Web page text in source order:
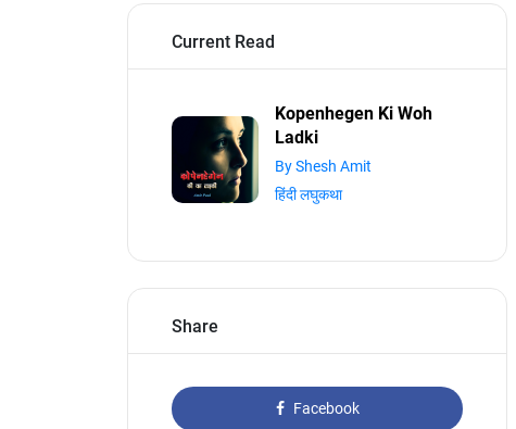
Current Read
Kopenhegen Ki Woh
Ladki
By Shesh Amit
हिंदी लघुकथा
Share
Facebook